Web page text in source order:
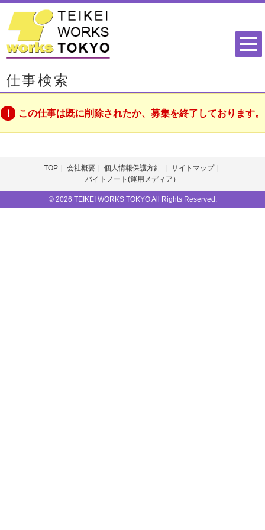
仕事検索
この仕事は既に削除されたか、募集を終了しております。
TOP 会社概要 個人情報保護方針
サイトマップ
バイトノート(運用メディア）
© 2026 TEIKEI WORKS TOKYO All Rights Reserved.